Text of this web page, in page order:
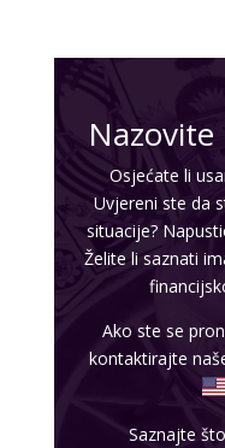
Nazovite
Osjećate li
Uvjereni ste da
situacije?
Želite li saznati
Ako ste se
kontaktirajte
Saznajte